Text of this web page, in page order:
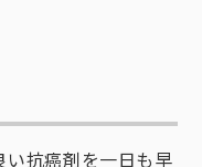
抗癌剤を一日も早